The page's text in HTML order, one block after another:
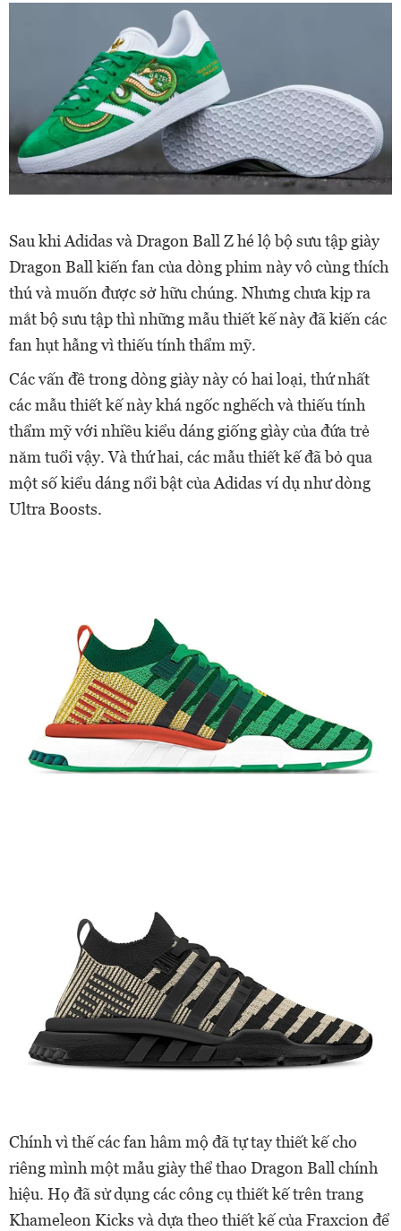
Sau khi Adidas và Dragon Ball Z hé lộ bộ sưu tập giày
Dragon Ball kiến fan của dòng phim này vô cùng thích
thú và muốn được sở hữu chúng. Nhưng chưa kịp ra
mắt bộ sưu tập thì những mẫu thiết kế này đã kiến các
fan hụt hẫng vì thiếu tính thẩm mỹ.
Các vấn đề trong dòng giày này có hai loại, thứ nhất
các mẫu thiết kế này khá ngốc nghếch và thiếu tính
thẩm mỹ với nhiều kiểu dáng giống gìày của đứa trẻ
năm tuổi vậy. Và thứ hai, các mẫu thiết kế đã bỏ qua
một số kiểu dáng nổi bật của Adidas ví dụ như dòng
Ultra Boosts.
Chính vì thế các fan hâm mộ đã tự tay thiết kế cho
riêng mình một mẫu giày thể thao Dragon Ball chính
hiệu. Họ đã sử dụng các công cụ thiết kế trên trang
Khameleon Kicks và dựa theo thiết kế của Fraxcion để